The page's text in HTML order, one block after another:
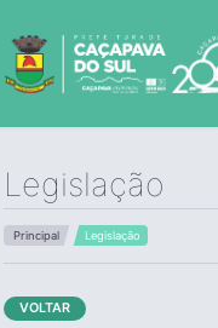
Legislação
Principal Legislação
VOLTAR